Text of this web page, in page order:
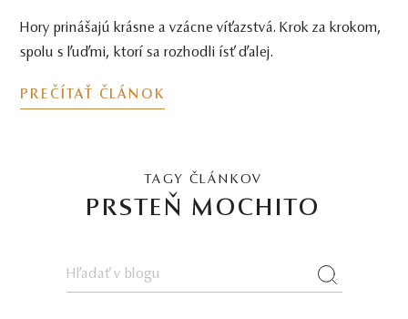
Hory prinášajú krásne a vzácne víťazstvá. Krok za krokom,
spolu s ľuďmi, ktorí sa rozhodli ísť ďalej.
PREČÍTAŤ ČLÁNOK
TAGY ČLÁNKOV
PRSTEŇ MOCHITO